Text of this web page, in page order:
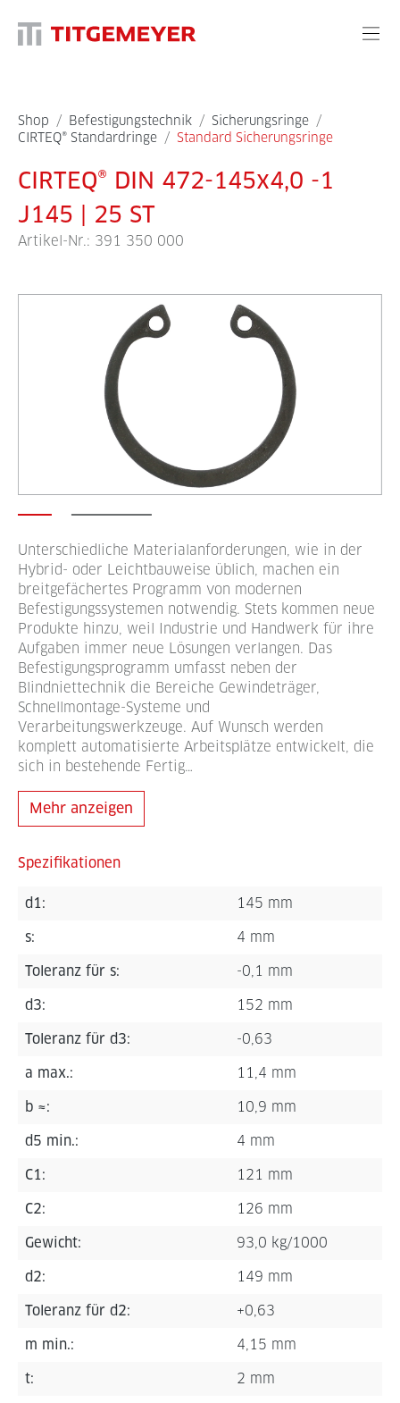
Shop / Befestigungstechnik / Sicherungsringe /
CIRTEQ® Standardringe / Standard Sicherungsringe
CIRTEQ® DIN 472-145x4,0 -1
J145 | 25 ST
Artikel-Nr.: 391 350 000
Unterschiedliche Materialanforderungen, wie in der
Hybrid- oder Leichtbauweise üblich, machen ein
breitgefächertes Programm von modernen
Befestigungssystemen notwendig. Stets kommen neue
Produkte hinzu, weil Industrie und Handwerk für ihre
Aufgaben immer neue Lösungen verlangen. Das
Befestigungsprogramm umfasst neben der
Blindniettechnik die Bereiche Gewindeträger,
Schnellmontage-Systeme und
Verarbeitungswerkzeuge. Auf Wunsch werden
komplett automatisierte Arbeitsplätze entwickelt, die
sich in bestehende Fertig…
Mehr anzeigen
Spezifikationen
d1: 145 mm
s: 4 mm
Toleranz für s: -0,1 mm
d3: 152 mm
Toleranz für d3: -0,63
a max.: 11,4 mm
b ≈: 10,9 mm
d5 min.: 4 mm
C1: 121 mm
C2: 126 mm
Gewicht: 93,0 kg/1000
d2: 149 mm
Toleranz für d2: +0,63
m min.: 4,15 mm
t: 2 mm